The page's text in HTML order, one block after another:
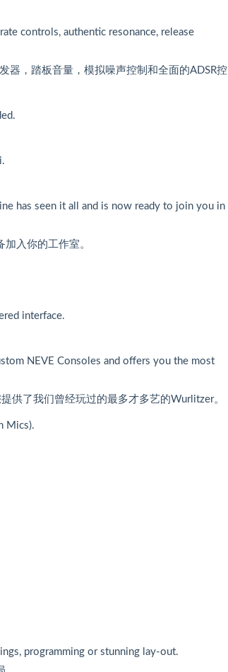
controls, authentic resonance, release
器，踏板音量，模拟噪声控制和全面的ADSR控
has seen it all and is now ready to join you in
入你的工作室。
interface.
NEVE Consoles and offers you the most
供了我们曾经玩过的最多才多艺的Wurlitzer。
Mics).
programming or stunning lay-out.